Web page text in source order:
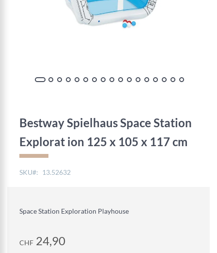
Bestway Spielhaus Space Station
Explorat ion 125 x 105 x 117 cm
SKU 13.52632
Space Station Exploration Playhouse
CHF 24,90
Bildgalerie